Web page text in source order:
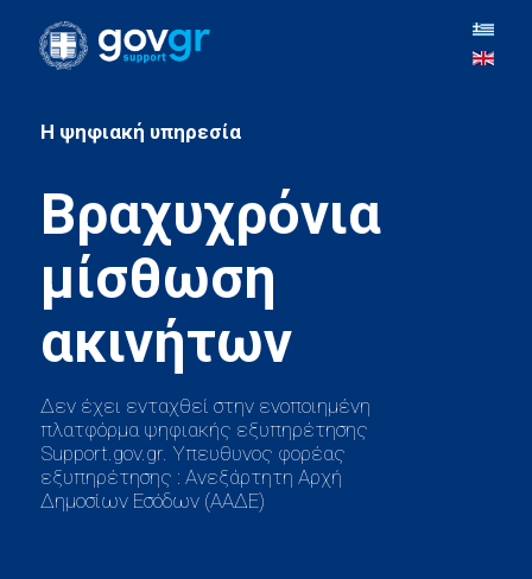
H ψηφιακή υπηρεσία
Βραχυχρόνια
μίσθωση
Δεν έχει ενταχθεί στην ενοποιημένη
πλατφόρμα ψηφιακής εξυπηρέτησης
Support.gov.gr. Υπευθυνος φορέας
εξυπηρέτησης : Ανεξάρτητη Αρχή
Δημοσίων Εσόδων (ΑΑΔΕ)